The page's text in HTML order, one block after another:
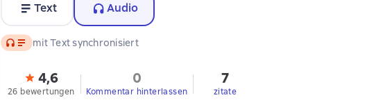
Text Audio
Audio mit Text synchronisiert
4,6
26 bewertungen
0
Kommentar hinterlassen
7
zitate